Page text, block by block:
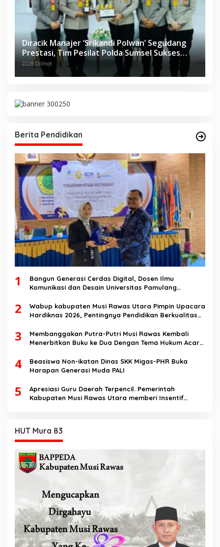
Diracik Manajer ‘Srikandi Polwan’ Segudang
Prestasi, Tim Pesilat Polda Sumsel Sukses
Diajang Kejurnas Menpora Cup II 2024
2228 Dilihat
Berita Pendidikan
1
Bangun Generasi Cerdas Digital, Dosen Ilmu
Komunikasi dan Desain Universitas Pamulang
Speech di SMK Ikhlas Jawilan
2
Wabup kabupaten Musi Rawas Utara Pimpin Upacara
Hardiknas 2026, Pentingnya Pendidikan Berkualitas
3
Membanggakan Putra-Putri Musi Rawas Kembali
Menerbitkan Buku ke Dua Dengan Tema Hukum Acara
4
Beasiswa Non-ikatan Dinas SKK Migas-PHR Buka
Harapan Generasi Muda PALI
5
Apresiasi Guru Daerah Terpencil. Pemerintah
Kabupaten Musi Rawas Utara memberi Insentif
HUT Mura 83